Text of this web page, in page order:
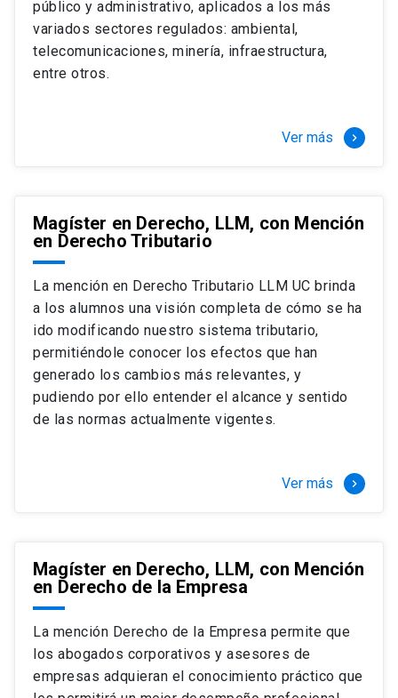
Si optas por la modalidad Full Time:
El LLM UC Full Time es una versión del programa
destinado principalmente a extranjeros, que permite
necesidades y expectativas profesionales, eligiendo
completamente al programa o compatibilizarás un
estudio intenso y exigente, con una muy baja carga
laboral, de marzo a noviembre, para dedicarte
completamente a la actividad de graduación de
diciembre a marzo.
2 cursos mínimos (10 créditos) Primer
semestre
+ 5 cursos a elección (50 créditos) Primer
semestre
+ 4 cursos a elección (40 créditos)
tres meses a tiempo completo (20
Juan Ignacio Piña Rochefort
Director Magíster en Derecho, LLM UC
público y administrativo, aplicados a los más
variados sectores regulados: ambiental,
telecomunicaciones, minería, infraestructura,
entre otros.
Ver más keyboard_arrow_right
Magíster en Derecho, LLM, con Mención
en Derecho Tributario
La mención en Derecho Tributario LLM UC brinda
a los alumnos una visión completa de cómo se ha
ido modificando nuestro sistema tributario,
permitiéndole conocer los efectos que han
generado los cambios más relevantes, y
pudiendo por ello entender el alcance y sentido
de las normas actualmente vigentes.
Ver más keyboard_arrow_right
Magíster en Derecho, LLM, con Mención
en Derecho de la Empresa
La mención Derecho de la Empresa permite que
los abogados corporativos y asesores de
empresas adquieran el conocimiento práctico que